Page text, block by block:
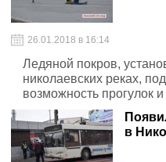
26.01.2018 в 16:14
Ледяной покров,
николаевских реках,
возможность прогулок
в